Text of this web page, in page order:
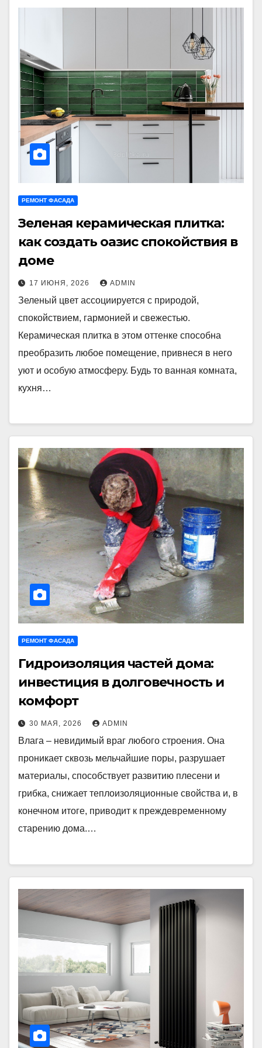
РЕМОНТ ФАСАДА
Зеленая керамическая плитка:
как создать оазис спокойствия в
доме
17 ИЮНЯ, 2026 ADMIN
Зеленый цвет ассоциируется с природой,
спокойствием, гармонией и свежестью.
Керамическая плитка в этом оттенке способна
преобразить любое помещение, привнеся в него
уют и особую атмосферу. Будь то ванная комната,
кухня…
РЕМОНТ ФАСАДА
Гидроизоляция частей дома:
инвестиция в долговечность и
комфорт
30 МАЯ, 2026 ADMIN
Влага – невидимый враг любого строения. Она
проникает сквозь мельчайшие поры, разрушает
материалы, способствует развитию плесени и
грибка, снижает теплоизоляционные свойства и, в
конечном итоге, приводит к преждевременному
старению дома.…